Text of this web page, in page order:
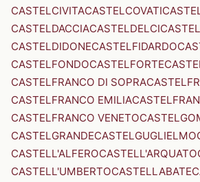
CASTELCIVITACASTELCOVATI
CASTELDACCIACASTELDELCI
CASTELDIDONECASTELFIDARDO
CASTELFONDOCASTELFORTE
CASTELFRANCO DI SOPRA
CASTELFRANCO EMILIA
CASTELFRANCO VENETO
CASTELGRANDECASTELGUGLIELMO
CASTELL'ALFEROCASTELL'ARQUATO
CASTELL'UMBERTOCASTELLABATE